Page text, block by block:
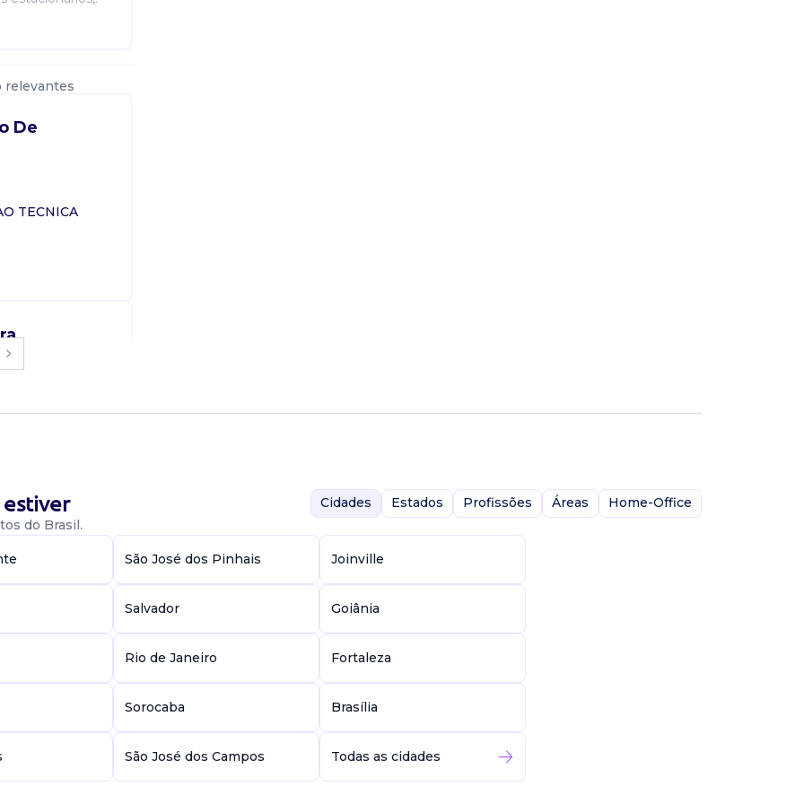
relevantes
De
TECNICA
em
con...
do Brasil.
Cidades Estados Profissões Áreas Home-Office
São José dos Pinhais Joinville
Salvador Goiânia
Rio de Janeiro Fortaleza
Sorocaba Brasília
São José dos Campos Todas as cidades